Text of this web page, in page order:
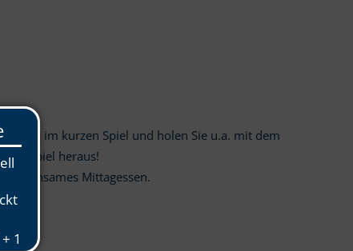
im kurzen Spiel und holen Sie u.a. mit dem
Spiel heraus!
Mittagessen.